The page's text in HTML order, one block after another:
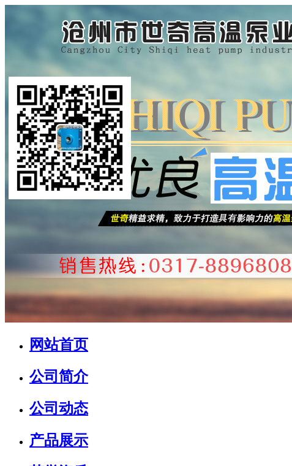
网站首页
公司简介
公司动态
产品展示